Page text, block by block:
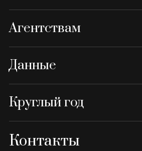
Агентствам
Данные
Круглый год
Контакты